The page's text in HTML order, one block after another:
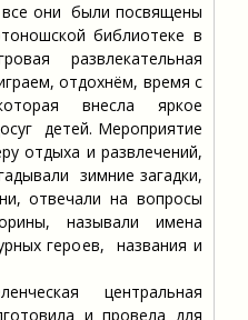
они были посвящены
библиотеке в
развлекательная
отдохнём, время с
внесла яркое
детей. Мероприятие
отдыха и развлечений,
зимние загадки,
отвечали на вопросы
называли имена
героев, названия и
центральная
и провела для